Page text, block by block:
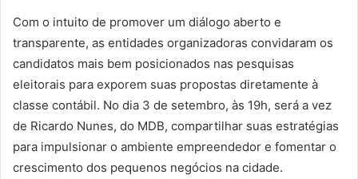
Com o intuito de promover um diálogo aberto e
transparente, as entidades organizadoras convidaram os
candidatos mais bem posicionados nas pesquisas
eleitorais para exporem suas propostas diretamente à
classe contábil. No dia 3 de setembro, às 19h, será a vez
de Ricardo Nunes, do MDB, compartilhar suas estratégias
para impulsionar o ambiente empreendedor e fomentar o
crescimento dos pequenos negócios na cidade.